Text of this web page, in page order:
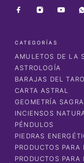
CATEGORÍAS
AMULETOS DE LA
ASTROLOGÍA
BARAJAS DEL
CARTA ASTRAL
GEOMETRÍA
INCIENSOS
PÉNDULOS
PIEDRAS
PRODUCTOS PARA
PRODUCTOS PARA